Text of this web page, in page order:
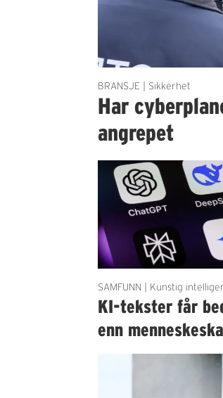
BRANSJE | Sikkerhet
Har
angrepet
SAMFUNN | Kunstig
KI-tekster får
enn